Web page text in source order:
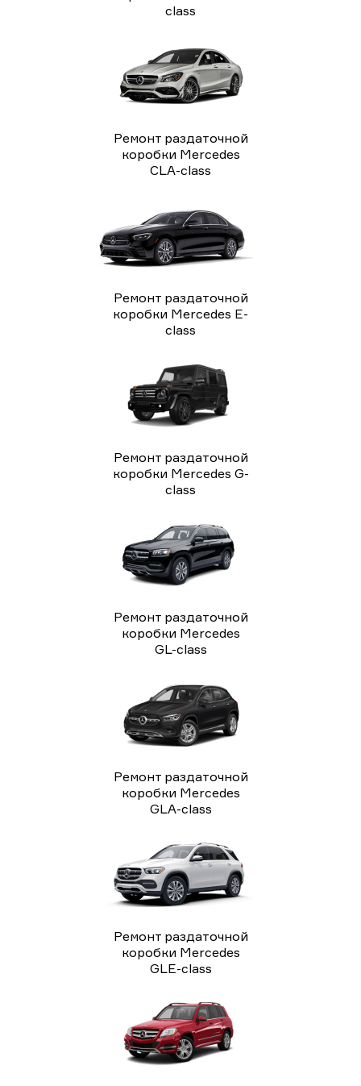
class
Ремонт раздаточной
коробки Mercedes
CLA-class
Ремонт раздаточной
коробки Mercedes E-
class
Ремонт раздаточной
коробки Mercedes G-
class
Ремонт раздаточной
коробки Mercedes
GL-class
Ремонт раздаточной
коробки Mercedes
GLA-class
Ремонт раздаточной
коробки Mercedes
GLE-class